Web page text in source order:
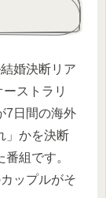
婚決断リア
ストラリ
7日間の海外
」かを決断
組です。
ップルがそ